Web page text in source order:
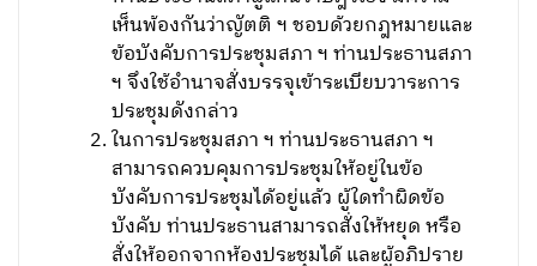
เห็นพ้องกันว่าญัตติ ฯ ชอบด้วยกฎหมายและ
ข้อบังคับการประชุมสภา ฯ ท่านประธานสภา
ฯ จึงใช้อำนาจสั่งบรรจุเข้าระเบียบวาระการ
ประชุมดังกล่าว
ในการประชุมสภา ฯ ท่านประธานสภา ฯ
สามารถควบคุมการประชุมให้อยู่ในข้อ
บังคับการประชุมได้อยู่แล้ว ผู้ใดทำผิดข้อ
บังคับ ท่านประธานสามารถสั่งให้หยุด หรือ
สั่งให้ออกจากห้องประชุมได้ และผู้อภิปราย